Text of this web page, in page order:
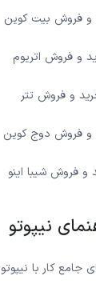
و فروش بیت کوین
و فروش اتریوم
و فروش تتر
و فروش دوج کوین
و فروش شیبا اینو
نیپوتو
جامع کار با نیپوتو